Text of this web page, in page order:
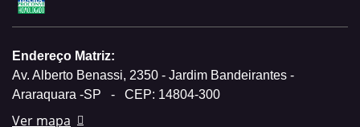
Endereço Matriz:
Av. Alberto Benassi, 2350 - Jardim Bandeirantes -
Araraquara -SP
- CEP: 14804-300
Ver mapa